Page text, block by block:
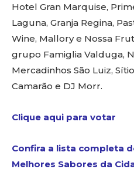
Hotel Gran Marquise,
Laguna, Granja Regina,
Wine, Mallory e Nossa
grupo Famiglia Valduga,
Mercadinhos São Luiz,
Camarão e DJ Morr.
Clique aqui para votar
Confira a lista completa
Melhores Sabores da